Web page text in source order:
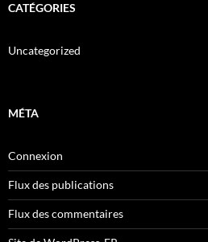
CATÉGORIES
Uncategorized
MÉTA
Connexion
Flux des publications
Flux des commentaires